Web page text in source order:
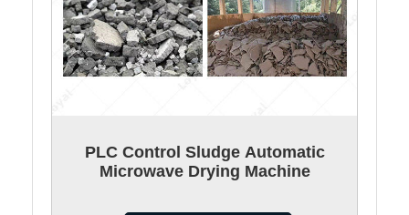
PLC Control Sludge Automatic
Microwave Drying Machine